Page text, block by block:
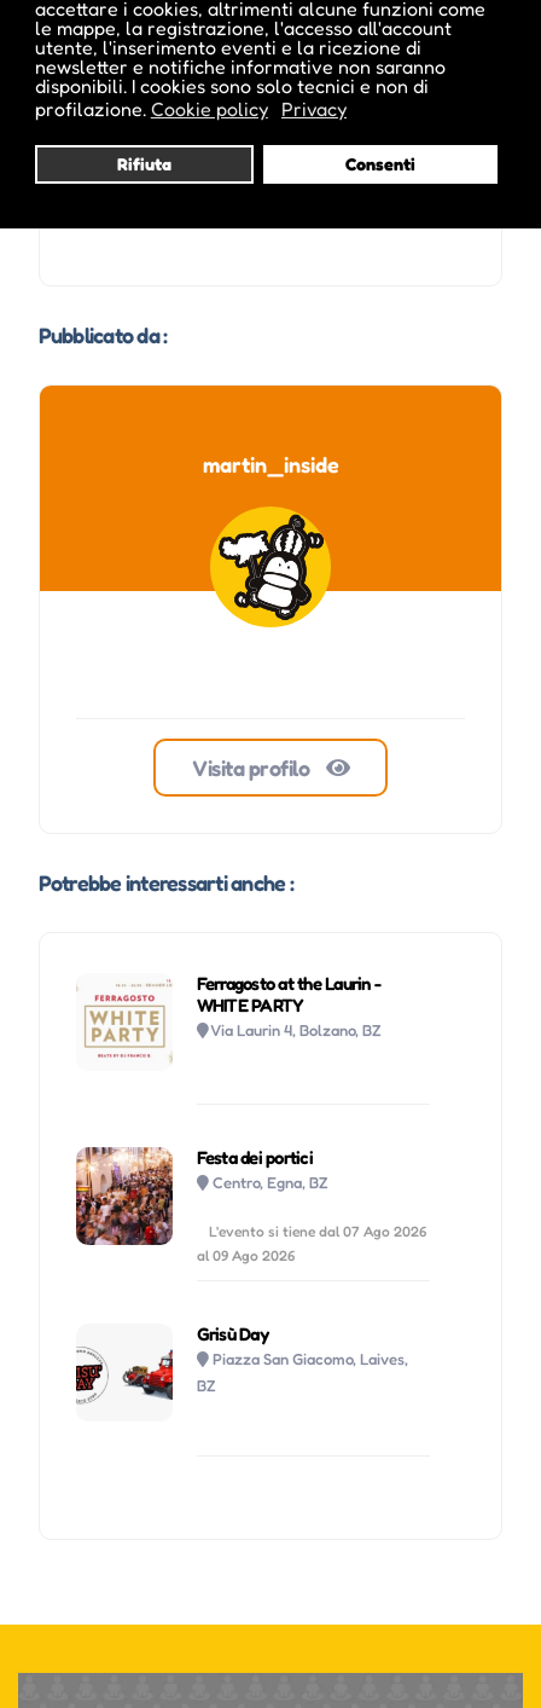
accettare i cookies, altrimenti alcune funzioni come
le mappe, la registrazione, l'accesso all'account
utente, l'inserimento eventi e la ricezione di
newsletter e notifiche informative non saranno
disponibili. I cookies sono solo tecnici e non di
profilazione. Cookie policy Privacy
Rifiuta Consenti
Date e orari evento :
Pubblicato da :
martin_inside
Visita profilo
Potrebbe interessarti anche :
Ferragosto at the Laurin -
WHITE PARTY
Via Laurin 4, Bolzano, BZ
Festa dei portici
Centro, Egna, BZ
L'evento si tiene dal 07 Ago 2026
al 09 Ago 2026
Grisù Day
Piazza San Giacomo, Laives,
BZ